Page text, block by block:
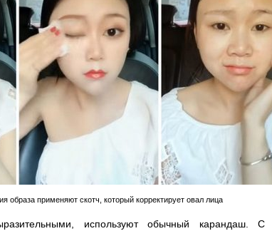
образа применяют скотч, который корректирует овал лица
используют обычный карандаш.